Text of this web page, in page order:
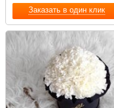
Заказать в один клик